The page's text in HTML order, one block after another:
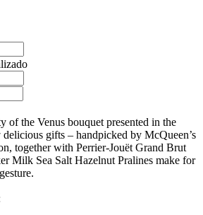
of the Venus bouquet presented in the
gifts – handpicked by McQueen’s
together with Perrier-Jouët Grand Brut
Milk Sea Salt Hazelnut Pralines make for